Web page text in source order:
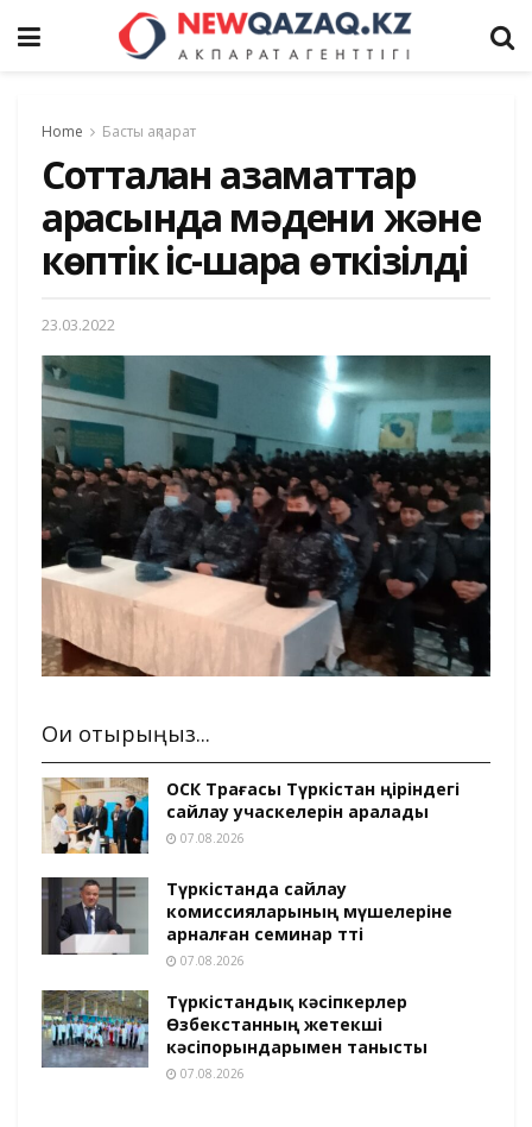
Home Басты ақпарат
Сотталған азаматтар
арасында мәдени және
көптік іс-шара өткізілді
23.03.2022
Оқи отырыңыз...
ОСК Төрағасы Түркістан өңіріндегі
сайлау учаскелерін аралады
07.08.2026
Түркістанда сайлау
комиссияларының мүшелеріне
арналған семинар өтті
07.08.2026
Түркістандық кәсіпкерлер
Өзбекстанның жетекші
кәсіпорындарымен танысты
07.08.2026